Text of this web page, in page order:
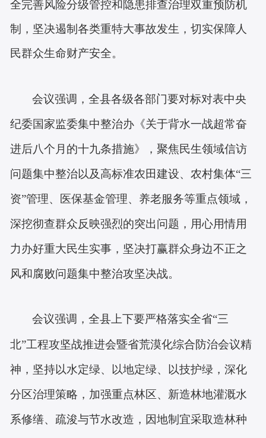
全完善风险分级管控和隐患排查治理双重预防机
制，坚决遏制各类重特大事故发生，切实保障人
民群众生命财产安全。
会议强调，全县各级各部门要对标对表中央
纪委国家监委集中整治办《关于背水一战超常奋
进后八个月的十九条措施》，聚焦民生领域信访
问题集中整治以及高标准农田建设、农村集体“三
资”管理、医保基金管理、养老服务等重点领域，
深挖彻查群众反映强烈的突出问题，用心用情用
力办好重大民生实事，坚决打赢群众身边不正之
风和腐败问题集中整治攻坚决战。
会议强调，全县上下要严格落实全省“三
北”工程攻坚战推进会暨省荒漠化综合防治会议精
神，坚持以水定绿、以地定绿、以技护绿，深化
分区治理策略，加强重点林区、新造林地灌溉水
系修缮、疏浚与节水改造，因地制宜采取造林种